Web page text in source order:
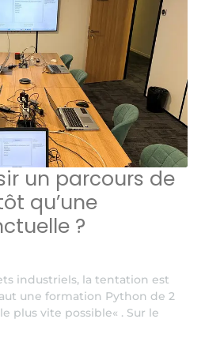
un parcours de
qu’une
?
industriels, la tentation est
une formation Python de 2
plus vite possible« . Sur le